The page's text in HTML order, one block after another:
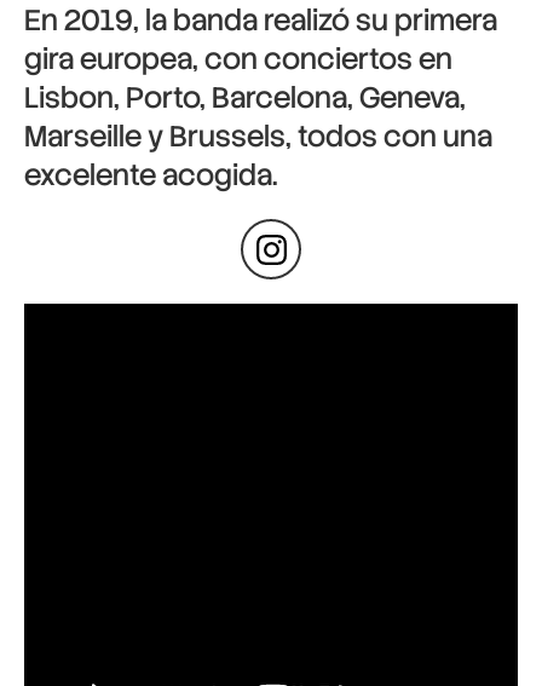
En 2019, la banda realizó su primera
gira europea, con conciertos en
Lisbon, Porto, Barcelona,Geneva,
MarseilleyBrussels, todos con una
excelente acogida.